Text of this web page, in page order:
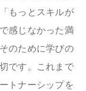
もっとスキルが
感じなかった満
のために学びの
です。これまで
トナーシップを